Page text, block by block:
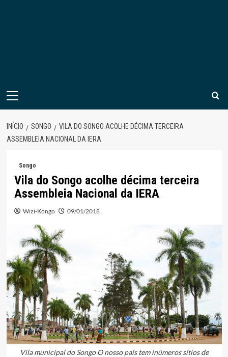
Menu
INÍCIO SONGO
VILA DO SONGO ACOLHE DÉCIMA TERCEIRA
ASSEMBLEIA NACIONAL DA IERA
Songo
Vila do Songo acolhe décima terceira
Assembleia Nacional da IERA
Wizi-Kongo 09/01/2018
Vila municipal do Songo O nosso país tem inúmeros sítios de